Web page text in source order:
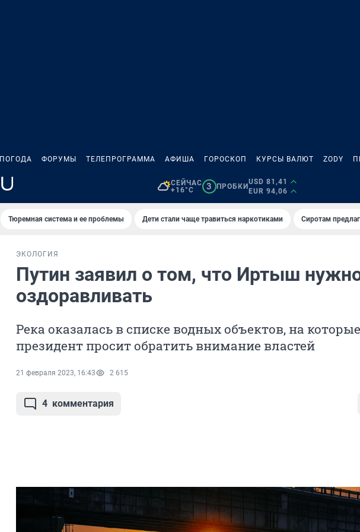
ПОГОДА ФОРУМЫ ТЕЛЕПРОГРАММА АФИША ГОРОСКОП КУРСЫ ВАЛЮТ ZODY
СЕЙЧАС
+16°C
3 ПРОБКИ
USD 81,41
EUR 94,06
Тюремная система и ее проблемы Дети стали чаще травиться наркотиками Сиротам
ЭКОЛОГИЯ
Путин заявил о том, что Иртыш
оздоравливать
Река оказалась в списке водных объектов, на которые
президент просит обратить внимание властей
21 февраля 2023, 16:43 2 615
4 комментария